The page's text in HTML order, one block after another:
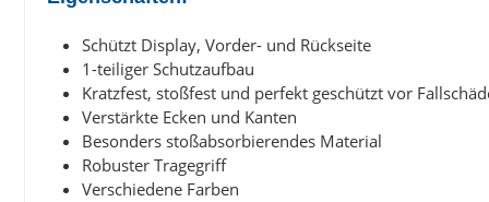
Schützt Display, Vorder- und Rückseite
1-teiliger Schutzaufbau
Kratzfest, stoßfest und perfekt geschützt vor
Verstärkte Ecken und Kanten
Besonders stoßabsorbierendes Material
Robuster Tragegriff
Verschiedene Farben